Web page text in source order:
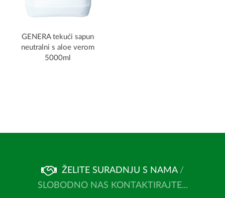
GENERA tekući sapun
neutralni s aloe verom
5000ml
ŽELITE SURADNJU S NAMA /
SLOBODNO NAS KONTAKTIRAJTE...